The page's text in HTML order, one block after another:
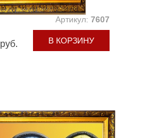
Артикул: 7607
руб. В КОРЗИНУ